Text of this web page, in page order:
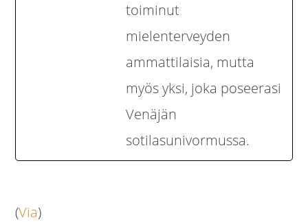
toiminut
mielenterveyden
ammattilaisia, mutta
myös yksi, joka poseerasi
Venäjän
sotilasunivormussa.
(Via)